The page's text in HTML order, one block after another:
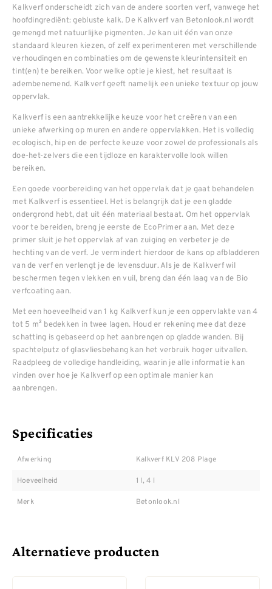
Kalkverf onderscheidt zich van de andere soorten verf, vanwege het
hoofdingrediënt: gebluste kalk. De Kalkverf van Betonlook.nl wordt
gemengd met natuurlijke pigmenten. Je kan uit één van onze
standaard kleuren kiezen, of zelf experimenteren met verschillende
verhoudingen en combinaties om de gewenste kleurintensiteit en
tint(en) te bereiken. Voor welke optie je kiest, het resultaat is
adembenemend. Kalkverf geeft namelijk een unieke textuur op jouw
oppervlak.
Kalkverf is een aantrekkelijke keuze voor het creëren van een
unieke afwerking op muren en andere oppervlakken. Het is volledig
ecologisch, hip en de perfecte keuze voor zowel de professionals als
doe-het-zelvers die een tijdloze en karaktervolle look willen
bereiken.
Een goede voorbereiding van het oppervlak dat je gaat behandelen
met Kalkverf is essentieel. Het is belangrijk dat je een gladde
ondergrond hebt, dat uit één materiaal bestaat. Om het oppervlak
voor te bereiden, breng je eerste de EcoPrimer aan. Met deze
primer sluit je het oppervlak af van zuiging en verbeter je de
hechting van de verf. Je vermindert hierdoor de kans op afbladderen
van de verf en verlengt je de levensduur. Als je de Kalkverf wil
beschermen tegen vlekken en vuil, breng dan één laag van de Bio
verfcoating aan.
Met een hoeveelheid van 1 kg Kalkverf kun je een oppervlakte van 4
tot 5 m² bedekken in twee lagen. Houd er rekening mee dat deze
schatting is gebaseerd op het aanbrengen op gladde wanden. Bij
spachtelputz of glasvliesbehang kan het verbruik hoger uitvallen.
Raadpleeg de volledige handleiding, waarin je alle informatie kan
vinden over hoe je Kalkverf op een optimale manier kan
aanbrengen.
Specificaties
Afwerking Kalkverf KLV 208 Plage
Hoeveelheid 1 l, 4 l
Merk Betonlook.nl
Alternatieve producten